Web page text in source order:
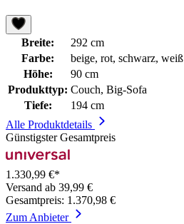
Breite:
292 cm
Farbe:
beige, rot, schwarz, weiß
Höhe:
90 cm
Produkttyp: Couch, Big-Sofa
Tiefe:
194 cm
Alle Produktdetails
Günstigster Gesamtpreis
1.330,99 €*
Versand ab 39,99 €
Gesamtpreis: 1.370,98 €
Zum Anbieter